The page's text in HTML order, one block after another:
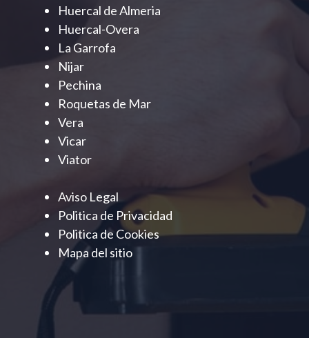
Huercal de Almeria
Huercal-Overa
La Garrofa
Nijar
Pechina
Roquetas de Mar
Vera
Vicar
Viator
Aviso Legal
Politica de Privacidad
Politica de Cookies
Mapa del sitio